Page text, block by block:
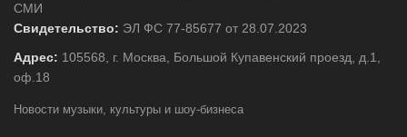
СМИ
Свидетельство: ЭЛ ФС 77-85677 от 28.07.2023
Адрес: 105568, г. Москва, Большой Купавенский проезд, д.1,
оф.18
Новости музыки, культуры и шоу-бизнеса